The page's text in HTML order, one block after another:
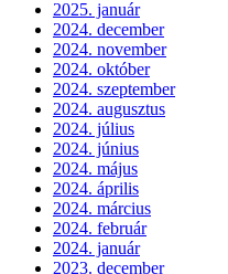
2025. január
2024. december
2024. november
2024. október
2024. szeptember
2024. augusztus
2024. július
2024. június
2024. május
2024. április
2024. március
2024. február
2024. január
2023. december